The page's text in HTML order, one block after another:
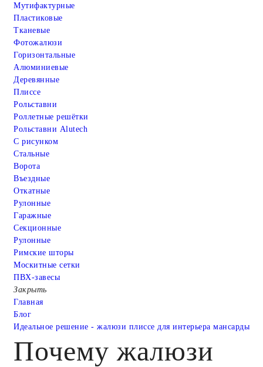
Мутифактурные
Пластиковые
Тканевые
Фотожалюзи
Горизонтальные
Алюминиевые
Деревянные
Плиссе
Рольставни
Роллетные решётки
Рольставни Alutech
С рисунком
Стальные
Ворота
Въездные
Откатные
Рулонные
Гаражные
Cекционные
Рулонные
Римские шторы
Москитные сетки
ПВХ-завесы
Закрыть
Главная
Блог
Идеальное решение - жалюзи плиссе для интерьера мансарды
Почему жалюзи